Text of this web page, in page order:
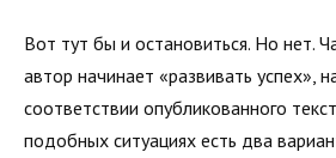
Вот тут бы и остановиться. Но нет.
автор начинает «развивать успех»,
соответствии опубликованного
подобных ситуациях есть два